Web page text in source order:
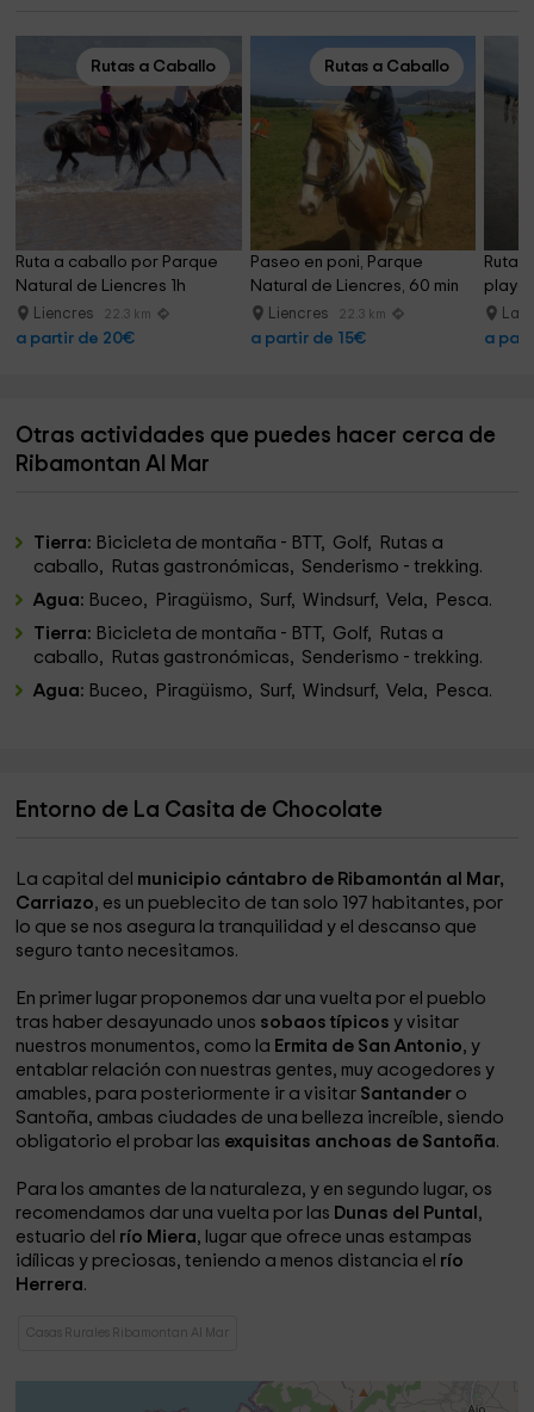
Rutas a Caballo
Ruta a caballo por Parque
Natural de Liencres 1h
Liencres 22.3 km
a partir de 20€
Rutas a Caballo
Paseo en poni, Parque
Natural de Liencres, 60 min
Liencres 22.3 km
a partir de 15€
Ruta
playa
a
Otras actividades que puedes hacer cerca de
Ribamontan Al Mar
Tierra: Bicicleta de montaña - BTT, Golf, Rutas a
caballo, Rutas gastronómicas, Senderismo - trekking.
Agua: Buceo, Piragüismo, Surf, Windsurf, Vela, Pesca.
Tierra: Bicicleta de montaña - BTT, Golf, Rutas a
caballo, Rutas gastronómicas, Senderismo - trekking.
Agua: Buceo, Piragüismo, Surf, Windsurf, Vela, Pesca.
Entorno de La Casita de Chocolate
La capital del municipio cántabro de Ribamontán al Mar,
Carriazo, es un pueblecito de tan solo 197 habitantes, por
lo que se nos asegura la tranquilidad y el descanso que
seguro tanto necesitamos.
En primer lugar proponemos dar una vuelta por el pueblo
tras haber desayunado unos sobaos típicos y visitar
nuestros monumentos, como la Ermita de San Antonio, y
entablar relación con nuestras gentes, muy acogedores y
amables, para posteriormente ir a visitar Santander o
Santoña, ambas ciudades de una belleza increíble, siendo
obligatorio el probar las exquisitas anchoas de Santoña.
Para los amantes de la naturaleza, y en segundo lugar, os
recomendamos dar una vuelta por las Dunas del Puntal ,
estuario del río Miera, lugar que ofrece unas estampas
idílicas y preciosas, teniendo a menos distancia el río
Herrera.
Casas Rurales Ribamontan Al Mar